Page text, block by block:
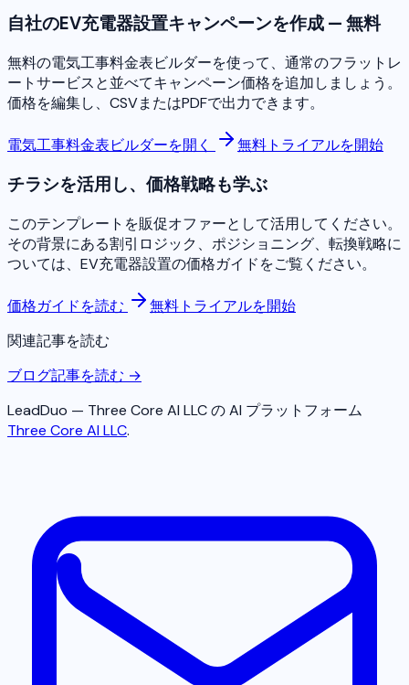
自社のEV充電器設置キャンペーンを作成 — 無料
無料の電気工事料金表ビルダーを使って、通常のフラットレ
ートサービスと並べてキャンペーン価格を追加しましょう。
価格を編集し、CSVまたはPDFで出力できます。
電気工事料金表ビルダーを開く 無料トライアルを開始
チラシを活用し、価格戦略も学ぶ
このテンプレートを販促オファーとして活用してください。
その背景にある割引ロジック、ポジショニング、転換戦略に
ついては、EV充電器設置の価格ガイドをご覧ください。
価格ガイドを読む
無料トライアルを開始
関連記事を読む
ブログ記事を読む →
LeadDuo — Three Core AI LLC の AI プラットフォーム
Three Core AI LLC.